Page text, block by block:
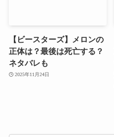
【ビースターズ】メロンの
正体は？最後は死亡する？
ネタバレも
2025年11月24日